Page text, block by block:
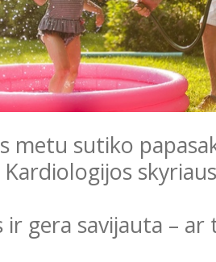
metu sutiko
ir gera savijauta – ar